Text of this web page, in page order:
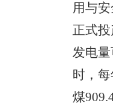
用与安
正式
发电
时，
煤